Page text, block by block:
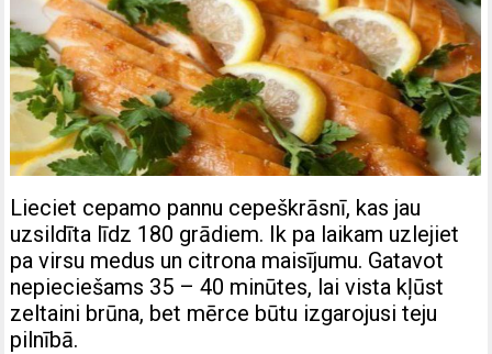
Lieciet cepamo pannu cepeškrāsnī, kas jau
uzsildīta līdz 180 grādiem. Ik pa laikam uzlejiet
pa virsu medus un citrona maisījumu. Gatavot
nepieciešams 35 – 40 minūtes, lai vista kļūst
zeltaini brūna, bet mērce būtu izgarojusi teju
pilnībā.